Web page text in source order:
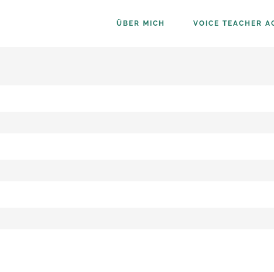
ÜBER MICH VOICE TEACHER